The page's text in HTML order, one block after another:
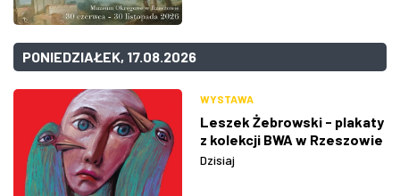
PONIEDZIAŁEK, 17.08.2026
WYSTAWA
Leszek Żebrowski - plakaty
z kolekcji BWA w Rzeszowie
Dzisiaj